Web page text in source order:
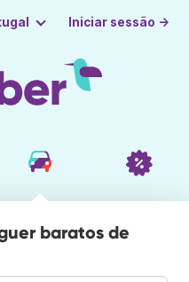
Iniciar sessão →
baratos de